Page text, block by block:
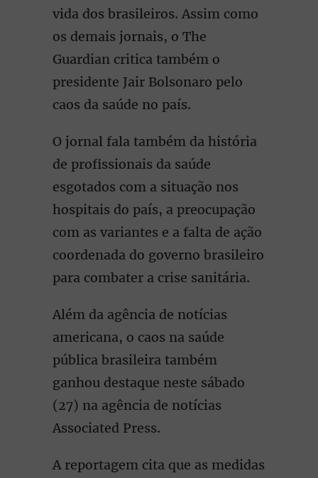
vida dos brasileiros. Assim como
os demais jornais, o The
Guardian critica também o
presidente Jair Bolsonaro pelo
caos da saúde no país.
O jornal fala também da história
de profissionais da saúde
esgotados com a situação nos
hospitais do país, a preocupação
com as variantes e a falta de ação
coordenada do governo brasileiro
para combater a crise sanitária.
Além da agência de notícias
americana, o caos na saúde
pública brasileira também
ganhou destaque neste sábado
(27) na agência de notícias
Associated Press.
A reportagem cita que as medidas